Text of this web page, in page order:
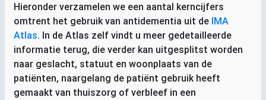
Hieronder verzamelen we een aantal kerncijfers
omtrent het gebruik van antidementia uit de IMA
Atlas. In de Atlas zelf vindt u meer gedetailleerde
informatie terug, die verder kan uitgesplitst worden
naar geslacht, statuut en woonplaats van de
patiënten, naargelang de patiënt gebruik heeft
gemaakt van thuiszorg of verbleef in een